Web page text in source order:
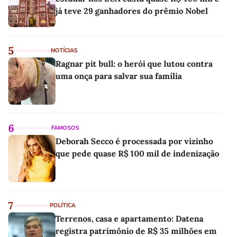
já teve 29 ganhadores do prêmio Nobel
5 NOTÍCIAS
Ragnar pit bull: o herói que lutou contra
uma onça para salvar sua família
6 FAMOSOS
Deborah Secco é processada por vizinho
que pede quase R$ 100 mil de indenização
7 POLÍTICA
Terrenos, casa e apartamento: Datena
registra patrimônio de R$ 35 milhões em